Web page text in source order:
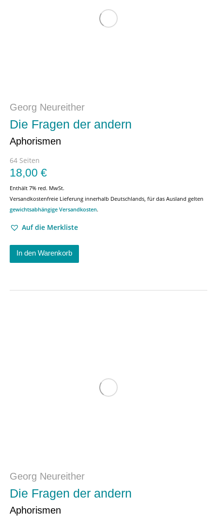
Georg Neureither
Die Fragen der andern
Aphorismen
64 Seiten
18,00 €
Enthält 7% red. MwSt.
Versandkostenfreie Lieferung innerhalb Deutschlands, für das Ausland gelten
gewichtsabhängige Versandkosten.
Auf die Merkliste
In den Warenkorb
Georg Neureither
Die Fragen der andern
Aphorismen